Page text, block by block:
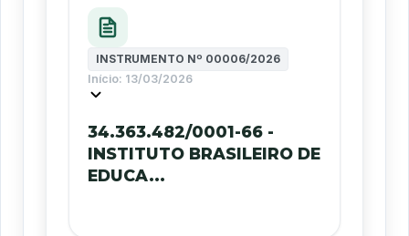
INSTRUMENTO Nº 00006/2026
Início: 13/03/2026
34.363.482/0001-66 -
INSTITUTO BRASILEIRO DE
EDUCA...